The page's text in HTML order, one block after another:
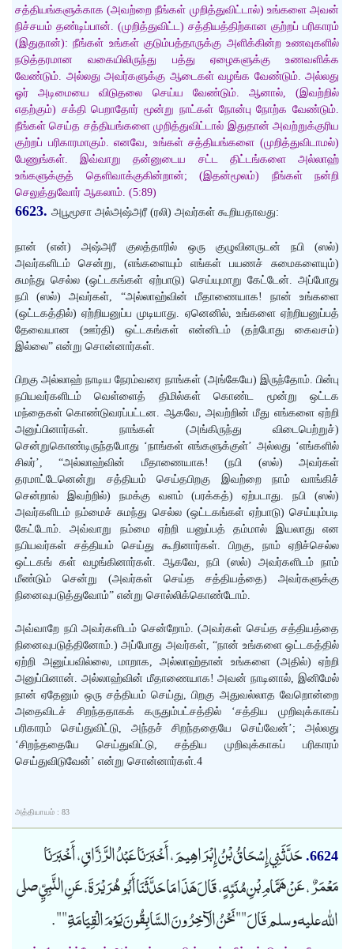
சத்தியங்களுக்காக (அவற்றை நீங்கள் முறித்துவிட்டால்) உங்களை அவன்
நிச்சயம் தண்டிப்பான். (முறித்துவிட்ட) சத்தியத்திற்கான குற்றப் பரிகாரம்
(இதுதான்): நீங்கள் உங்கள் குடும்பத்தாருக்கு அளிக்கின்ற உணவுகளில்
நடுத்தரமான வகையிலிருந்து பத்து ஏழைகளுக்கு உணவளிக்க
வேண்டும். அல்லது அவர்களுக்கு ஆடைகள் வழங்க வேண்டும். அல்லது
ஓர் அடிமையை விடுதலை செய்ய வேண்டும். ஆனால், (இவற்றில்
எதற்கும்) சக்தி பெறாதோர் மூன்று நாட்கள் நோன்பு நோற்க வேண்டும்.
நீங்கள் செய்த சத்தியங்களை முறித்துவிட்டால் இதுதான் அவற்றுக்குரிய
குற்றப் பரிகாரமாகும். எனவே, உங்கள் சத்தியங்களை (முறித்துவிடாமல்)
பேணுங்கள். இவ்வாறு தன்னுடைய சட்ட திட்டங்களை அல்லாஹ்
உங்களுக்குத் தெளிவாக்குகின்றான்; (இதன்மூலம்) நீங்கள் நன்றி
செலுத்துவோர் ஆகலாம். (5:89)
6623. அபூமூசா அல்அஷ்அரீ (ரலி) அவர்கள் கூறியதாவது:
நான் (என்) அஷ்அரீ குலத்தாரில் ஒரு குழுவினருடன் நபி (ஸல்)
அவர்களிடம் சென்று, (எங்களையும் எங்கள் பயணச் சுமைகளையும்)
சுமந்து செல்ல (ஒட்டகங்கள் ஏற்பாடு) செய்யுமாறு கேட்டேன். அப்போது
நபி (ஸல்) அவர்கள், “அல்லாஹ்வின் மீதாணையாக! நான் உங்களை
(ஒட்டகத்தில்) ஏற்றியனுப்ப முடியாது. ஏனெனில், உங்களை ஏற்றியனுப்பத்
தேவையான (ஊர்தி) ஒட்டகங்கள் என்னிடம் (தற்போது கைவசம்)
இல்லை” என்று சொன்னார்கள்.
பிறகு அல்லாஹ் நாடிய நேரம்வரை நாங்கள் (அங்கேயே) இருந்தோம். பின்பு
நபியவர்களிடம் வெள்ளைத் திமில்கள் கொண்ட மூன்று ஒட்டக
மந்தைகள் கொண்டுவரப்பட்டன. ஆகவே, அவற்றின் மீது எங்களை ஏற்றி
அனுப்பினார்கள். நாங்கள் (அங்கிருந்து விடைபெற்றுச்)
சென்றுகொண்டிருந்தபோது ‘நாங்கள் எங்களுக்குள்’ அல்லது ‘எங்களில்
சிலர்’, “அல்லாஹ்வின் மீதாணையாக! (நபி (ஸல்) அவர்கள்
தரமாட்டேனென்று சத்தியம் செய்தபிறகு இவற்றை நாம் வாங்கிச்
சென்றால் இவற்றில்) நமக்கு வளம் (பரக்கத்) ஏற்படாது. நபி (ஸல்)
அவர்களிடம் நம்மைச் சுமந்து செல்ல (ஒட்டகங்கள் ஏற்பாடு) செய்யும்படி
கேட்டோம். அவ்வாறு நம்மை ஏற்றி யனுப்பத் தம்மால் இயலாது என
நபியவர்கள் சத்தியம் செய்து கூறினார்கள். பிறகு, நாம் ஏறிச்செல்ல
ஒட்டகங் கள் வழங்கினார்கள். ஆகவே, நபி (ஸல்) அவர்களிடம் நாம்
மீண்டும் சென்று (அவர்கள் செய்த சத்தியத்தை) அவர்களுக்கு
நினைவுபடுத்துவோம்” என்று சொல்லிக்கொண்டோம்.
அவ்வாறே நபி அவர்களிடம் சென்றோம். (அவர்கள் செய்த சத்தியத்தை
நினைவுபடுத்தினோம்.) அப்போது அவர்கள், “நான் உங்களை ஒட்டகத்தில்
ஏற்றி அனுப்பவில்லை, மாறாக, அல்லாஹ்தான் உங்களை (அதில்) ஏற்றி
அனுப்பினான். அல்லாஹ்வின் மீதாணையாக! அவன் நாடினால், இனிமேல்
நான் ஏதேனும் ஒரு சத்தியம் செய்து, பிறகு அதுவல்லாத வேறொன்றை
அதைவிடச் சிறந்ததாகக் கருதும்பட்சத்தில் ‘சத்திய முறிவுக்காகப்
பரிகாரம் செய்துவிட்டு, அந்தச் சிறந்ததையே செய்வேன்’; அல்லது
‘சிறந்ததையே செய்துவிட்டு, சத்திய முறிவுக்காகப் பரிகாரம்
செய்துவிடுவேன்’ என்று சொன்னார்கள்.4
அத்தியாயம் : 83
6624. حَدَّثَنِي إِسْحَاقُ بْنُ إِبْرَاهِيمَ، أَخْبَرَنَا عَبْدُ الرَّزَّاقِ، أَخْبَرَنَا
مَعْمَرٌ، عَنْ هَمَّامِ بْنِ مُنَبِّهٍ، قَالَ هَذَا مَا حَدَّثَنَا أَبُو هُرَيْرَةَ، عَنِ النَّبِيِّ صلى
الله عليه وسلم قَالَ "" نَحْنُ الآخِرُونَ السَّابِقُونَ يَوْمَ الْقِيَامَةِ "".